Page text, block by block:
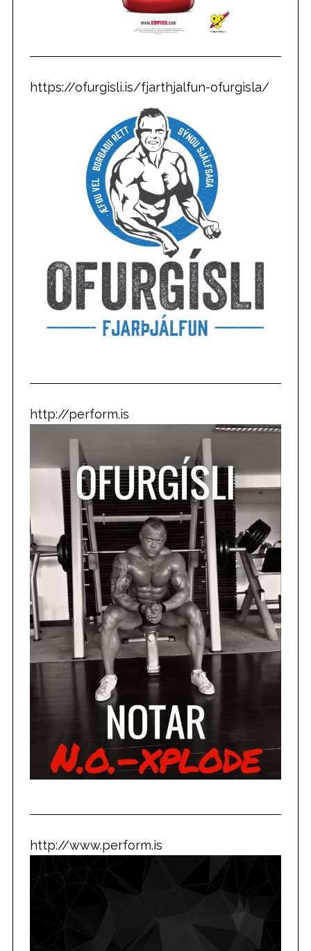
https://ofurgisli.is/fjarthjalfun-ofurgisla/
http://perform.is
http://www.perform.is